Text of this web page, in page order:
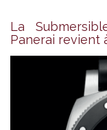
La
Panerai revient